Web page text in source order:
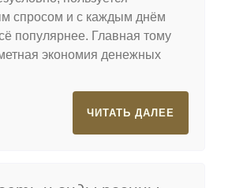
спросом и с каждым днём
популярнее. Главная тому
экономия денежных
ЧИТАТЬ ДАЛЕЕ